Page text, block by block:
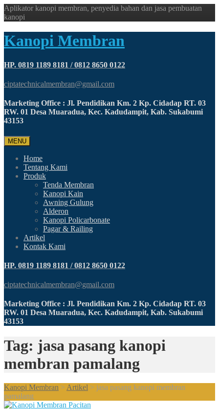
Aplikator kanopi membran, penyedia bahan dan jasa pembuatan
kanopi
Kanopi Membran
HP. 0819 1189 8181 / 0812 8650 0122
ciptatechnicalmembran@gmail.com
Marketing Office : Jl. Pendidikan Km. 2 Kp. Cidadap RT. 03
RW. 01 Desa Muaradua, Kec. Kadudampit, Kab. Sukabumi
43153
MENU
Home
Tentang Kami
Produk
Tenda Membran
Kanopi Kain
Awning Gulung
Alderon
Kanopi Policarbonate
Pagar & Railing
Artikel
Kontak Kami
HP. 0819 1189 8181 / 0812 8650 0122
ciptatechnicalmembran@gmail.com
Marketing Office : Jl. Pendidikan Km. 2 Kp. Cidadap RT. 03
RW. 01 Desa Muaradua, Kec. Kadudampit, Kab. Sukabumi
43153
Tag: jasa pasang kanopi
membran pamalang
Kanopi Membran > Artikel > jasa pasang kanopi membran
pamalang